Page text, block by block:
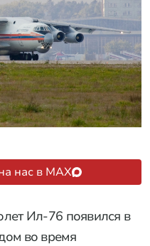
нас в MAX
Ил-76 появился в
во время